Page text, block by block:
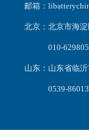
邮箱：
北京：北京市海
010-
山东：山东省临
0539-